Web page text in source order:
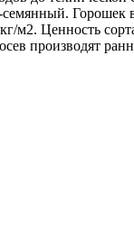
Горошек
м2. Ценность
производят